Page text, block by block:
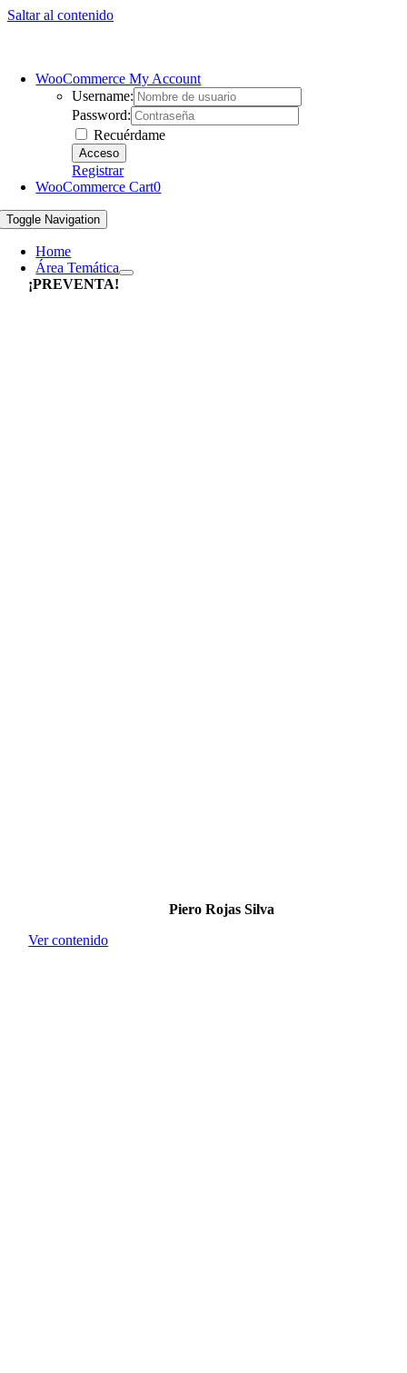
Saltar al contenido
WooCommerce My Account
Username:
Password:
Recuérdame
Registrar
WooCommerce Cart0
Toggle Navigation
Home
Área Temática
¡PREVENTA!
Piero Rojas Silva
Ver contenido